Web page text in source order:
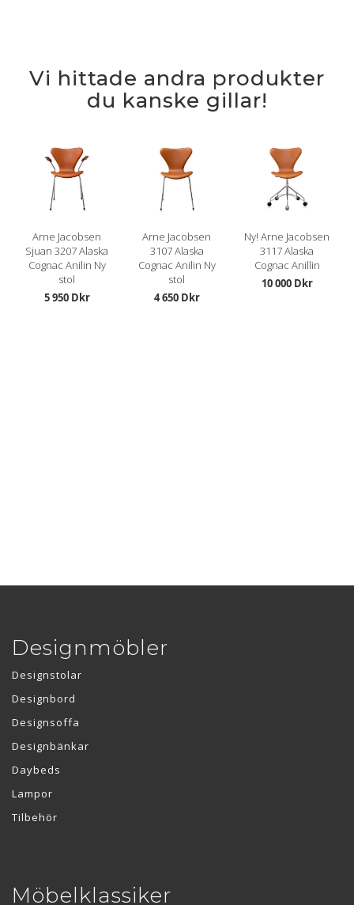
Vi hittade andra produkter
du kanske gillar!
Arne Jacobsen
Sjuan 3207 Alaska
Cognac Anilin Ny
stol
5 950 Dkr
Arne Jacobsen
3107 Alaska
Cognac Anilin Ny
stol
4 650 Dkr
Ny! Arne Jacobsen
3117 Alaska
Cognac Anillin
10 000 Dkr
Designmöbler
Designstolar
Designbord
Designsoffa
Designbänkar
Daybeds
Lampor
Tilbehör
Möbelklassiker